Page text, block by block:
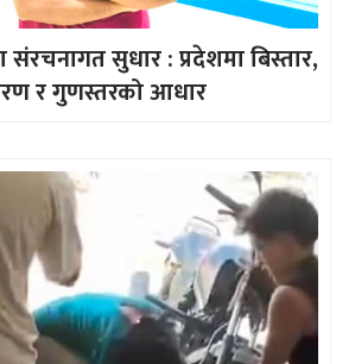
सुधार : प्रदेशमा बिस्तार,
र गुणस्तरको आधार